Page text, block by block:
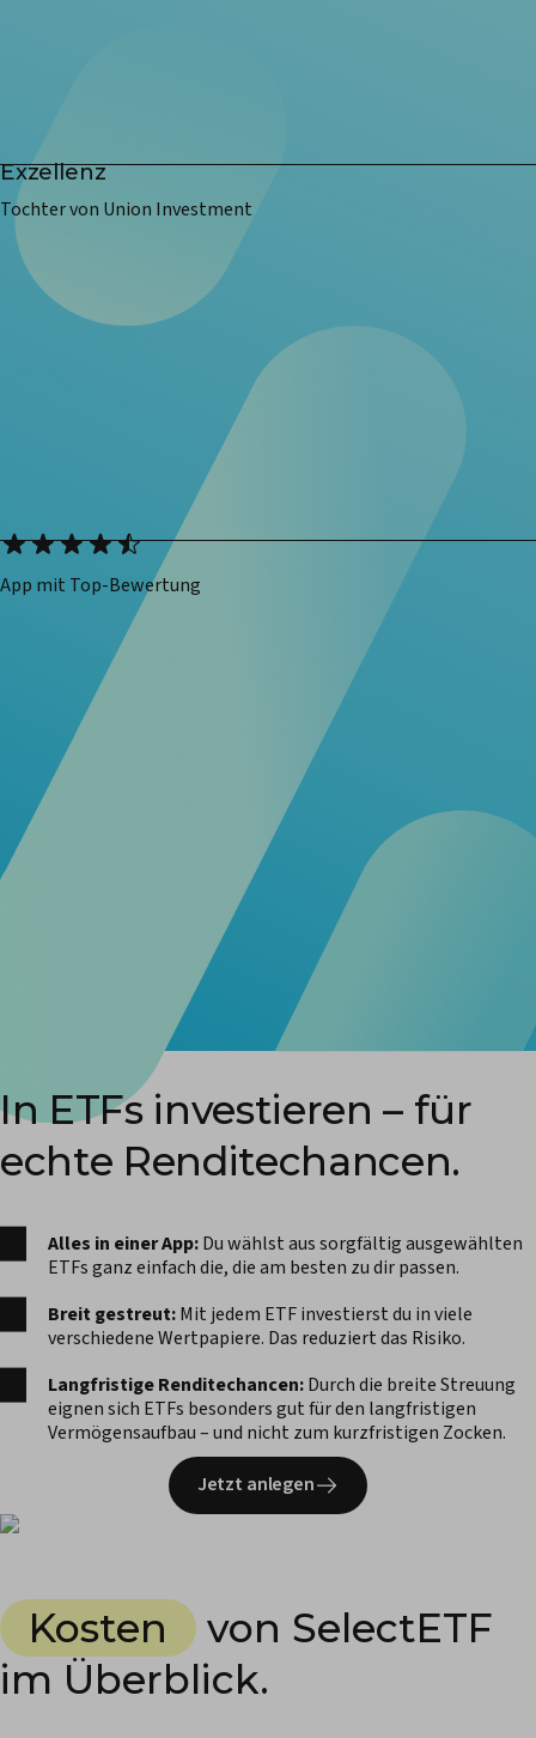
Exzellenz
Tochter von Union Investment
App mit Top-Bewertung
In ETFs investieren – für
echte Renditechancen.
Alles in einer App:Du wählst aus sorgfältig ausgewählten
ETFs ganz einfach die, die am besten zu dir passen.
Breit gestreut:Mit jedem ETF investierst du in viele
verschiedene Wertpapiere. Das reduziert das Risiko.
Langfristige Renditechancen:Durch die breite Streuung
eignen sich ETFs besonders gut für den langfristigen
Vermögensaufbau – und nicht zum kurzfristigen Zocken.
Jetzt anlegen
Kosten
von SelectETF
im Überblick.